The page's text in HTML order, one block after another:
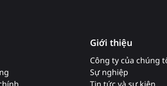
Giới thiệu
Công ty của chúng
Sự nghiệp